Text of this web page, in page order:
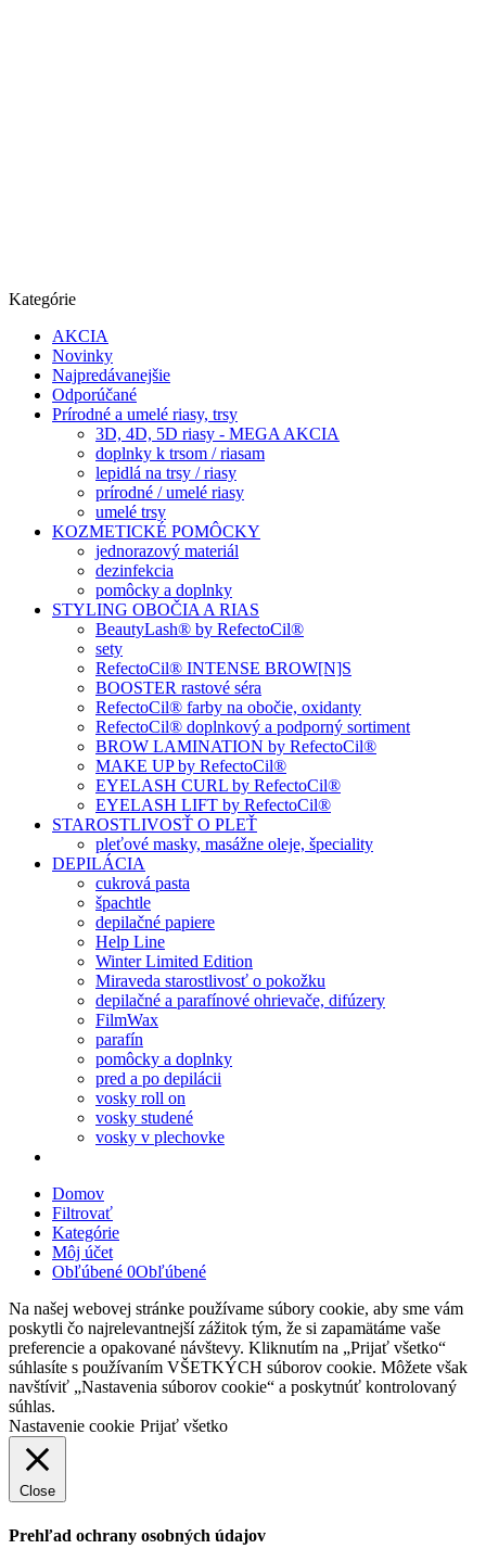
Kategórie
AKCIA
Novinky
Najpredávanejšie
Odporúčané
Prírodné a umelé riasy, trsy
3D, 4D, 5D riasy - MEGA AKCIA
doplnky k trsom / riasam
lepidlá na trsy / riasy
prírodné / umelé riasy
umelé trsy
KOZMETICKÉ POMÔCKY
jednorazový materiál
dezinfekcia
pomôcky a doplnky
STYLING OBOČIA A RIAS
BeautyLash® by RefectoCil®
sety
RefectoCil® INTENSE BROW[N]S
BOOSTER rastové séra
RefectoCil® farby na obočie, oxidanty
RefectoCil® doplnkový a podporný sortiment
BROW LAMINATION by RefectoCil®
MAKE UP by RefectoCil®
EYELASH CURL by RefectoCil®
EYELASH LIFT by RefectoCil®
STAROSTLIVOSŤ O PLEŤ
pleťové masky, masážne oleje, špeciality
DEPILÁCIA
cukrová pasta
špachtle
depilačné papiere
Help Line
Winter Limited Edition
Miraveda starostlivosť o pokožku
depilačné a parafínové ohrievače, difúzery
FilmWax
parafín
pomôcky a doplnky
pred a po depilácii
vosky roll on
vosky studené
vosky v plechovke
Domov
Filtrovať
Kategórie
Môj účet
Obľúbené 0Obľúbené
Na našej webovej stránke používame súbory cookie, aby sme vám
poskytli čo najrelevantnejší zážitok tým, že si zapamätáme vaše
preferencie a opakované návštevy. Kliknutím na „Prijať všetko“
súhlasíte s používaním VŠETKÝCH súborov cookie. Môžete však
navštíviť „Nastavenia súborov cookie“ a poskytnúť kontrolovaný
súhlas.
Nastavenie cookie Prijať všetko
Close
Prehľad ochrany osobných údajov